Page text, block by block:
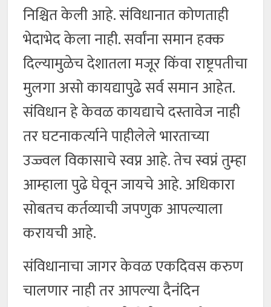
निश्चित केली आहे. संविधानात कोणताही
भेदाभेद केला नाही. सर्वांना समान हक्क
दिल्यामुळेच देशातला मजूर किंवा राष्ट्रपतीचा
मुलगा असो कायद्यापुढे सर्व समान आहेत.
संविधान हे केवळ कायद्याचे दस्तावेज नाही
तर घटनाकर्त्याने पाहीलेले भारताच्या
उज्ज्वल विकासाचे स्वप्न आहे. तेच स्वप्नं तुम्हा
आम्हाला पुढे घेवून जायचे आहे. अधिकारा
सोबतच कर्तव्याची जपणुक आपल्याला
करायची आहे.
संविधानाचा जागर केवळ एकदिवस करुण
चालणार नाही तर आपल्या दैनंदिन